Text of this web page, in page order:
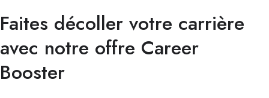
Faites décoller votre carrière
avec notre offre Career
Booster